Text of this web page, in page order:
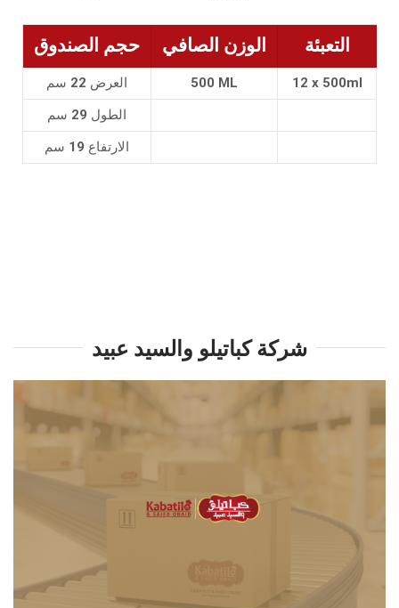
حجم الصندوق الوزن الصافي التعبئة
العرض 22 سم 500 ML
12 x 500ml
الطول 29 سم
الارتفاع 19 سم
شركة كباتيلو والسيد عبيد